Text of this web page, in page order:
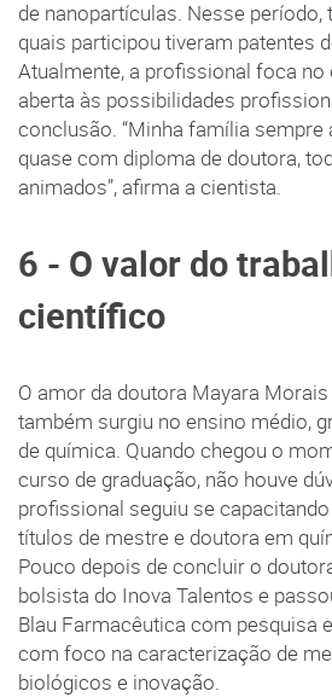
de nanopartículas. Nesse
quais participou tiveram patentes
Atualmente, a profissional foca no
aberta às possibilidades
conclusão. “Minha família sempre
quase com diploma de doutora,
animados”, afirma a cientista.
6 - O valor do
científico
O amor da doutora Mayara
também surgiu no ensino médio,
de química. Quando chegou o
curso de graduação, não houve
profissional seguiu se
títulos de mestre e doutora em
Pouco depois de concluir o
bolsista do Inova Talentos e
Blau Farmacêutica com pesquisa
com foco na caracterização de
biológicos e inovação.